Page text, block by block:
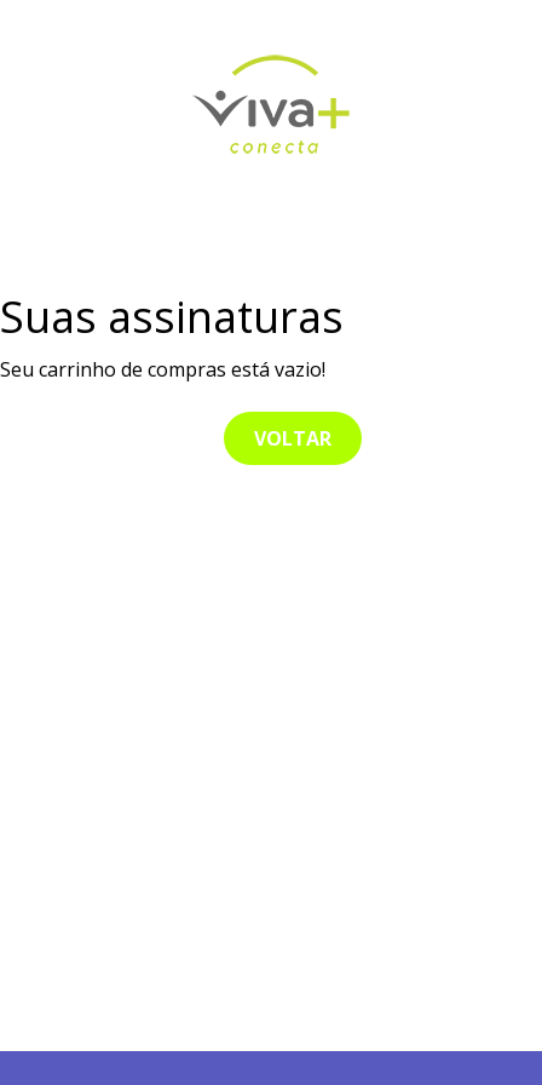
Suas assinaturas
Seu carrinho de compras está vazio!
VOLTAR